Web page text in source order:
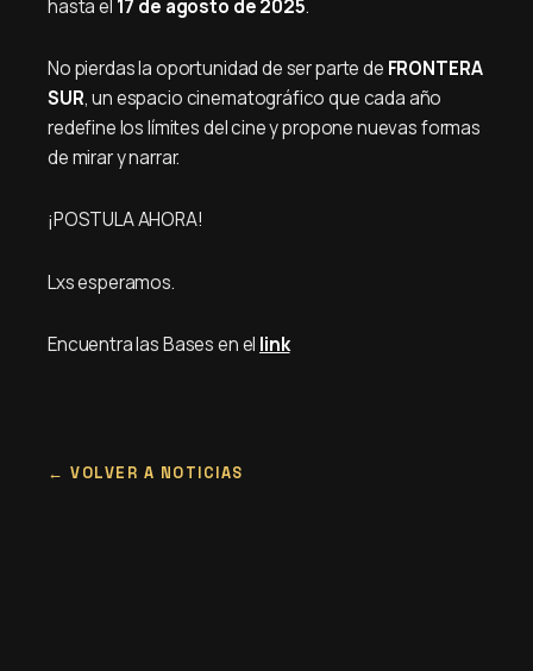
hasta el 17 de agosto de 2025.
No pierdas la oportunidad de ser parte de FRONTERA
SUR, un espacio cinematográfico que cada año
redefine los límites del cine y propone nuevas formas
de mirar y narrar.
¡POSTULA AHORA!
Lxs esperamos.
Encuentra las Bases en el link
VOLVER A NOTICIAS